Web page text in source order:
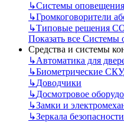
↳Системы
↳Громкоговорители
↳Типовые решения
Показать все
Средства и системы
↳Автоматика для
↳Биометрические
↳Доводчики
↳Досмотровое
↳Замки и
↳Зеркала безопасности